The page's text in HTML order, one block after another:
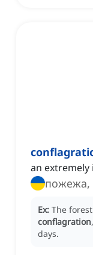
an
пожежа,
Ex: The
conflagration
days.